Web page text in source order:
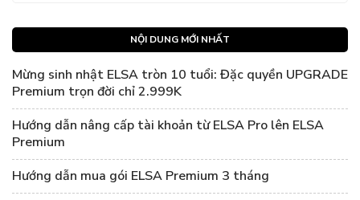
NỘI DUNG MỚI NHẤT
Mừng sinh nhật ELSA tròn 10 tuổi: Đặc quyền UPGRADE
Premium trọn đời chỉ 2.999K
Hướng dẫn nâng cấp tài khoản từ ELSA Pro lên ELSA
Premium
Hướng dẫn mua gói ELSA Premium 3 tháng